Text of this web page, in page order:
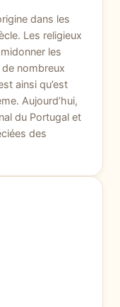
dans les
Les religieux
les
nombreux
ainsi qu’est
Aujourd’hui,
du Portugal et
des